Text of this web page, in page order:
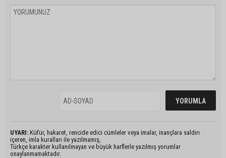
UYARI: Küfür, hakaret, rencide edici cümleler veya imalar, inançlara saldırı
içeren, imla kuralları ile yazılmamış,
Türkçe karakter kullanılmayan ve büyük harflerle yazılmış yorumlar
onaylanmamaktadır.